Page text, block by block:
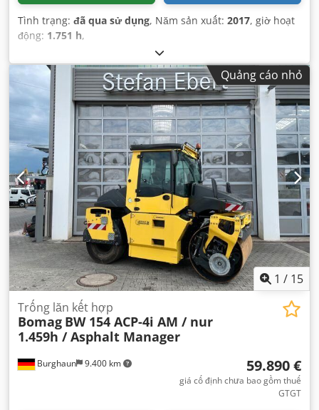
Tình trạng: đã qua sử dụng, Năm sản xuất: 2017, giờ hoạt
động: 1.751 h,
Quảng cáo nhỏ
1 / 15
Burghaun 9.400 km
Trống lăn kết hợp
Bomag BW 154 ACP-4i AM / nur
1.459h / Asphalt Manager
59.890 €
giá cố định chưa bao gồm thuế
GTGT